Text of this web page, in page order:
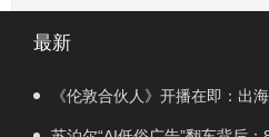
最新
《伦敦合伙人》开播在即：出